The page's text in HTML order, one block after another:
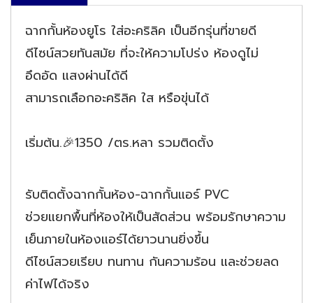
ฉากกั้นห้องยูโร ใส่อะคริลิค เป็นอีกรุ่นที่ขายดี
ดีไซน์สวยทันสมัย ที่จะให้ความโปร่ง ห้องดูไม่
อึดอัด แสงผ่านได้ดี
สามารถเลือกอะคริลิค ใส หรือขุ่นได้
เริ่มต้น.🎉1350 /ตร.หลา รวมติดตั้ง
รับติดตั้งฉากกั้นห้อง-ฉากกั้นแอร์ PVC
ช่วยแยกพื้นที่ห้องให้เป็นสัดส่วน พร้อมรักษาความ
เย็นภายในห้องแอร์ได้ยาวนานยิ่งขึ้น
ดีไซน์สวยเรียบ ทนทาน กันความร้อน และช่วยลด
ค่าไฟได้จริง